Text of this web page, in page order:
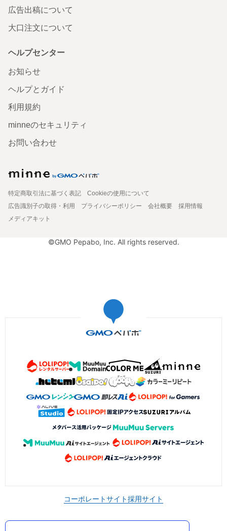
広告出稿について
大口注文について
ヘルプセンター
お知らせ
ヘルプとガイド
利用規約
minneのセキュリティ
お問い合わせ
特定商取引法に基づく表記
Cookieの使用について
広告識別子の取得・利用
プライバシーポリシー 会社概要
採用情報
メディアキット
©GMO Pepabo, Inc. All rights reserved.
コーポレートサイト採用サイト